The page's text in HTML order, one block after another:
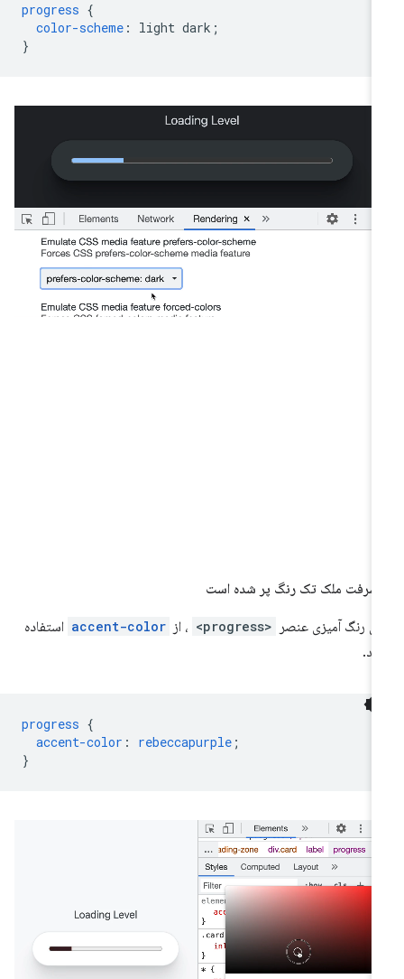
progress
color-scheme: light dark
ملک تک رنگ پر شده است
رنگ آمیزی عنصر <progress> ، از accent-color استفاده
progress
accent-color: rebeccapurple